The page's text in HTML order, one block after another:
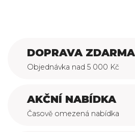
DOPRAVA ZDARMA
Objednávka nad 5 000 Kč
AKČNÍ NABÍDKA
Časově omezená nabídka